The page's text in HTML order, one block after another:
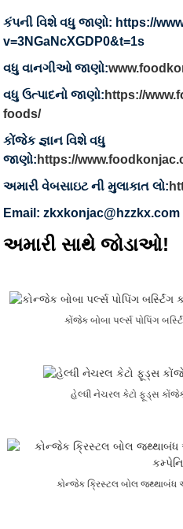
કંપની વિશે વધુ જાણો: https://
v=3NGaNcXGDP0&t=1s
વધુ વાનગીઓ જાણો:
વધુ ઉત્પાદનો જાણો: https://
foods/
કોંજેક જ્ઞાન વિશે વધુ
જાણો: https://
અમારી વેબસાઇટ ની મુલાકાત લો:
Email: zkxkonjac@hzzkx.com
અમારી સાથે જોડાઓ!
કોંજેક બોબા પર્લ્સ પોપિંગ
હેલ્ધી નેચરલ કેટો ફૂડ્સ
કોન્જેક ક્રિસ્ટલ બોલ